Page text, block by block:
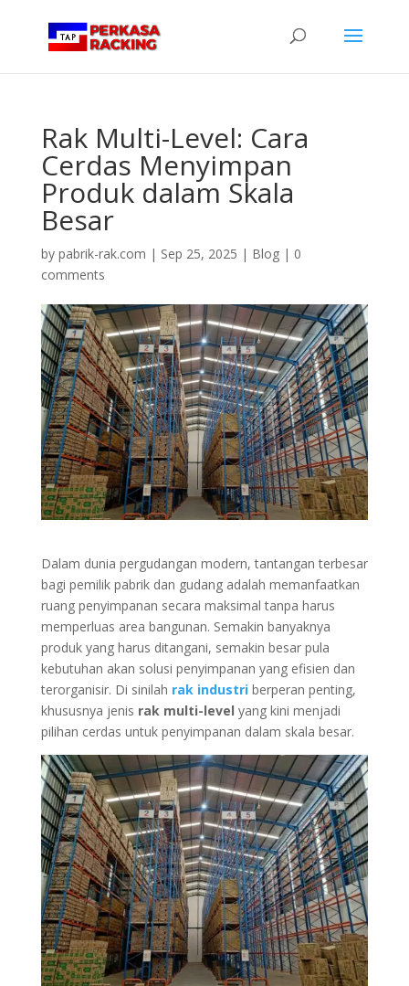
Rak Multi-Level: Cara
Cerdas Menyimpan
Produk dalam Skala
Besar
by pabrik-rak.com | Sep 25, 2025 | Blog| 0
comments
Dalam dunia pergudangan modern, tantangan terbesar
bagi pemilik pabrik dan gudang adalah memanfaatkan
ruang penyimpanan secara maksimal tanpa harus
memperluas area bangunan. Semakin banyaknya
produk yang harus ditangani, semakin besar pula
kebutuhan akan solusi penyimpanan yang efisien dan
terorganisir. Di sinilah rak industriberperan penting,
khususnya jenis rak multi-level yang kini menjadi
pilihan cerdas untuk penyimpanan dalam skala besar.